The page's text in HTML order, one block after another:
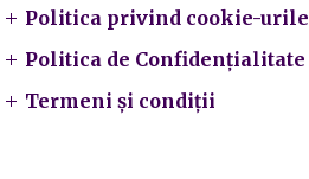
Politica privind cookie-urile
Politica de Confidențialitate
Termeni și condiții